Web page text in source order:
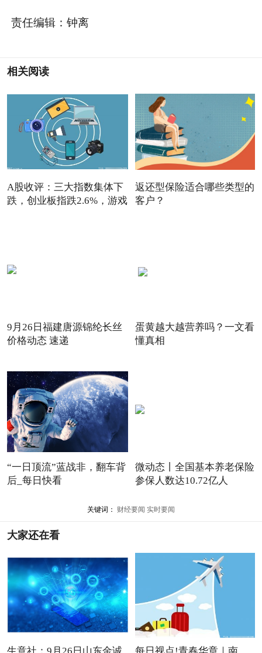
责任编辑：钟离
相关阅读
A股收评：三大指数集体下
跌，创业板指跌2.6%，游戏
返还型保险适合哪些类型的
客户？
9月26日福建唐源锦纶长丝
价格动态 速递
蛋黄越大越营养吗？一文看
懂真相
“一日顶流”蓝战非，翻车背
后_每日快看
微动态丨全国基本养老保险
参保人数达10.72亿人
关键词： 财经要闻 实时要闻
大家还在看